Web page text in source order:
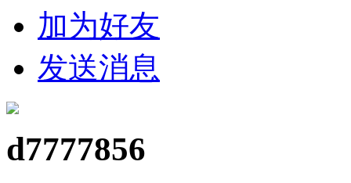
加为好友
发送消息
d7777856